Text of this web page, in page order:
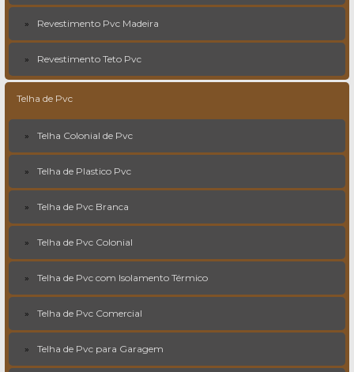
Revestimento Pvc Madeira
Revestimento Teto Pvc
Telha de Pvc
Telha Colonial de Pvc
Telha de Plastico Pvc
Telha de Pvc Branca
Telha de Pvc Colonial
Telha de Pvc com Isolamento Térmico
Telha de Pvc Comercial
Telha de Pvc para Garagem